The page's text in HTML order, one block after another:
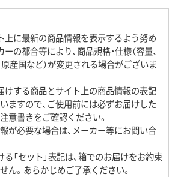
上に最新の商品情報を表示するよう努め
の都合等により、商品規格・仕様（容量、
原産国など）が変更される場合がございま
けする商品とサイト上の商品情報の表記
ますので、ご使用前には必ずお届けした
意書きをご確認ください。
が必要な場合は、メーカー等にお問い合
る「セット」表記は、箱でのお届けをお約束
ん。あらかじめご了承ください。